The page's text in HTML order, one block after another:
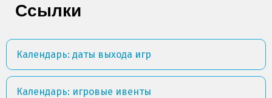
Ссылки
Календарь: даты выхода игр
Календарь: игровые ивенты